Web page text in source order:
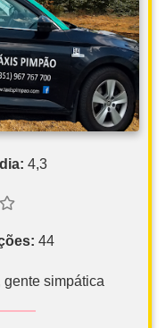
4,3
44
gente simpática